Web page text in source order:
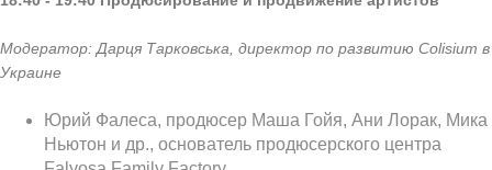
Модератор: Дарця Тарковська, директор по развитию Colisium в
Украине
Юрий Фалеса, продюсер Маша Гойя, Ани Лорак, Мика
Ньютон и др., основатель продюсерского центра